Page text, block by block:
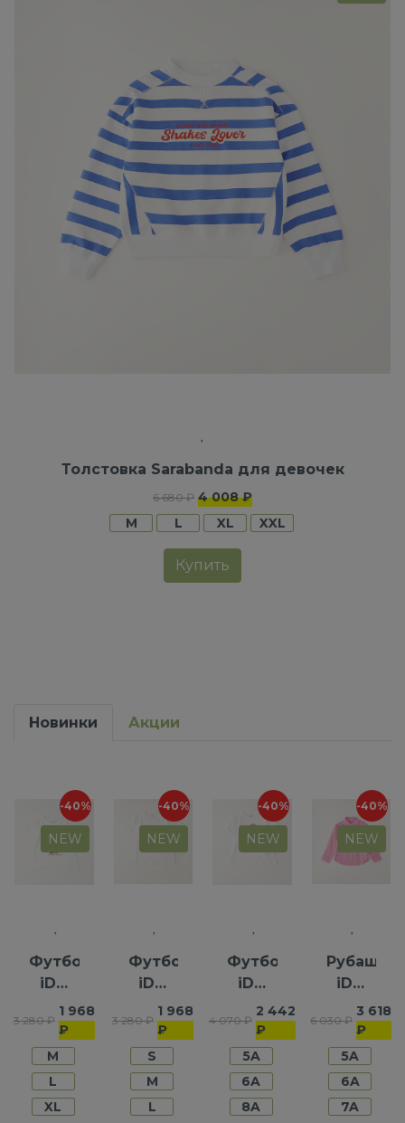
Толстовка Sarabanda для девочек
6 680 ₽ 4 008 ₽
M
L XL XXL
Купить
Новинки Акции
-40%
NEW
Футболка
iDO
для
девочек
3 280 ₽
1 968
₽
M
L
XL
-40%
NEW
Футболка
iDO
для
мальчиков
3 280 ₽
1 968
₽
S
M
L
-40%
NEW
Футболка
iDO
для
девочек
4 070 ₽
2 442
₽
5A
6A
8A
-40%
NEW
Рубашка
iDO
для
девочек
6 030 ₽
3 618
₽
5A
6A
7A